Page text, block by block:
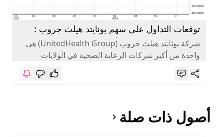
توقعات التداول على سهم يونايتد هيلث جروب :
الحذر و المضاربه فى الأجل القصير
شركة يونايتد هيلث جروب (UnitedHealth Group) هي
واحدة من أكبر شركات الرعاية الصحية في الولايات
المتحدة، وتقدم مجموعة واسعة من...
أصول ذات صلة